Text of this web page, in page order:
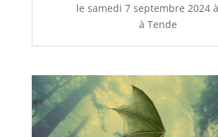
le samedi 7 septembre 2024
à Tende